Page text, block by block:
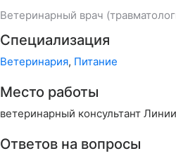
Ветеринарный врач
Специализация
Ветеринария, Питание
Место работы
ветеринарный консультант
Ответов на вопросы